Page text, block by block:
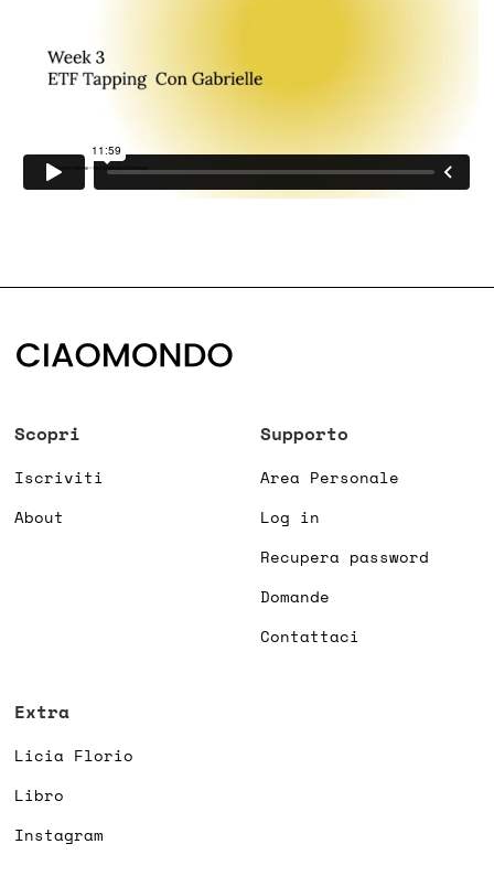
Scopri
Iscriviti
About
Supporto
Area Personale
Log in
Recupera password
Domande
Contattaci
Extra
Licia Florio
Libro
Instagram